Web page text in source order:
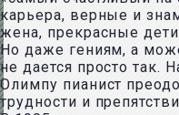
карьера, верные и
жена, прекрасные
Но даже гениям, а
не дается просто так.
Олимпу пианист
трудности и